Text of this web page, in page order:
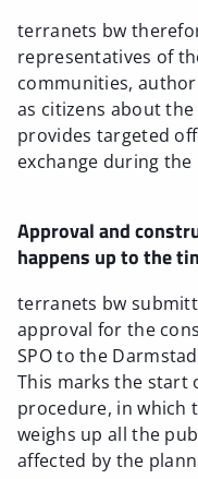
terranets bw
representatives of
communities,
as citizens about
provides targeted
exchange during
Approval and
happens up to the
terranets bw
approval for the
SPO to the
This marks the start
procedure, in which
weighs up all the
affected by the